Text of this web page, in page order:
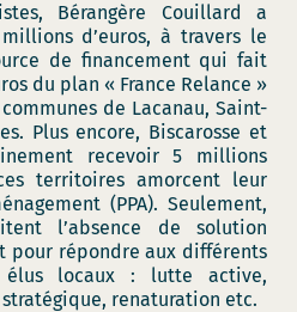
Bérangère Couillard a
d’euros, à travers le
de financement qui fait
du plan « France Relance »
de Lacanau, Saint-
Plus encore, Biscarosse et
recevoir 5 millions
territoires amorcent leur
(PPA). Seulement,
l’absence de solution
pour répondre aux différents
élus locaux : lutte active,
renaturation etc.